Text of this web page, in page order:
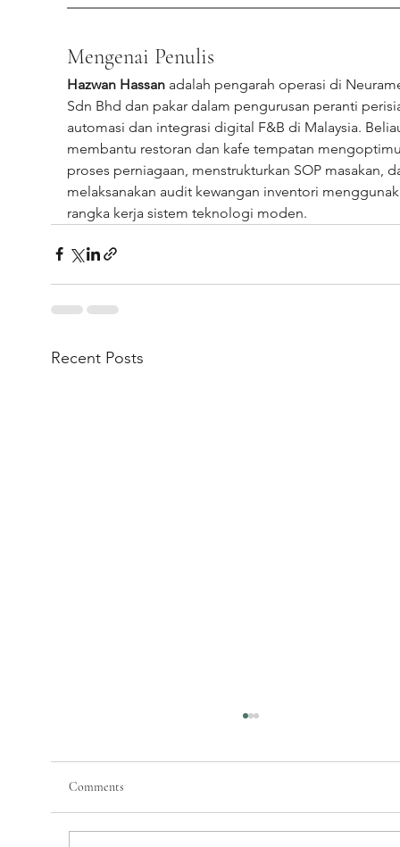
Mengenai Penulis
Hazwan Hassan adalah pengarah operasi di
Sdn Bhd dan pakar dalam pengurusan peranti
automasi dan integrasi digital F&B di Malaysia.
membantu restoran dan kafe tempatan
proses perniagaan, menstrukturkan SOP masakan,
melaksanakan audit kewangan inventori
rangka kerja sistem teknologi moden.
Recent Posts
Comments